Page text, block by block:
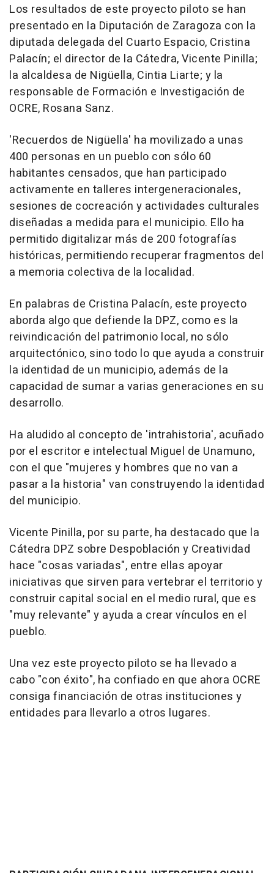
Los resultados de este proyecto piloto se han
presentado en la Diputación de Zaragoza con la
diputada delegada del Cuarto Espacio, Cristina
Palacín; el director de la Cátedra, Vicente Pinilla;
la alcaldesa de Nigüella, Cintia Liarte; y la
responsable de Formación e Investigación de
OCRE, Rosana Sanz.
'Recuerdos de Nigüella' ha movilizado a unas
400 personas en un pueblo con sólo 60
habitantes censados, que han participado
activamente en talleres intergeneracionales,
sesiones de cocreación y actividades culturales
diseñadas a medida para el municipio. Ello ha
permitido digitalizar más de 200 fotografías
históricas, permitiendo recuperar fragmentos del
a memoria colectiva de la localidad.
En palabras de Cristina Palacín, este proyecto
aborda algo que defiende la DPZ, como es la
reivindicación del patrimonio local, no sólo
arquitectónico, sino todo lo que ayuda a construir
la identidad de un municipio, además de la
capacidad de sumar a varias generaciones en su
desarrollo.
Ha aludido al concepto de 'intrahistoria', acuñado
por el escritor e intelectual Miguel de Unamuno,
con el que "mujeres y hombres que no van a
pasar a la historia" van construyendo la identidad
del municipio.
Vicente Pinilla, por su parte, ha destacado que la
Cátedra DPZ sobre Despoblación y Creatividad
hace "cosas variadas", entre ellas apoyar
iniciativas que sirven para vertebrar el territorio y
construir capital social en el medio rural, que es
"muy relevante" y ayuda a crear vínculos en el
pueblo.
Una vez este proyecto piloto se ha llevado a
cabo "con éxito", ha confiado en que ahora OCRE
consiga financiación de otras instituciones y
entidades para llevarlo a otros lugares.